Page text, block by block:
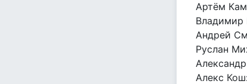
Артём
Владимир
Андрей
Руслан
Алекс